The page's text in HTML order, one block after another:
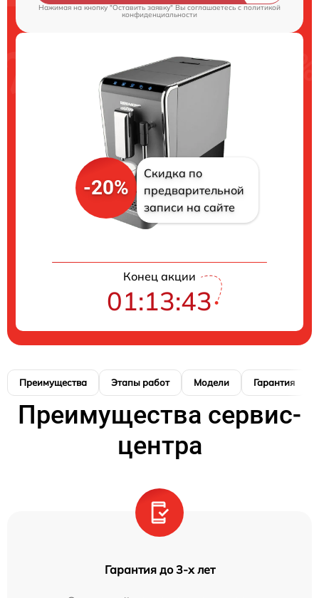
Нажимая на кнопку "Оставить заявку" Вы соглашаетесь c политикой
конфиденциальности
-20%
Скидка по
предварительной
записи на сайте
Конец акции
01:13:42
Преимущества Этапы работ Модели Гарантия
Преимущества сервис-
центра
Гарантия до 3-х лет